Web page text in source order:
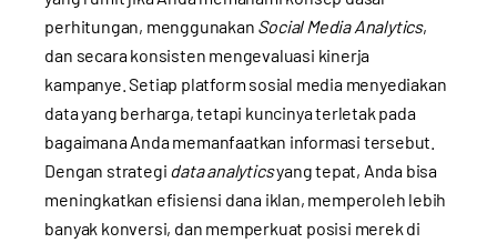
perhitungan, menggunakan Social Media Analytics,
dan secara konsisten mengevaluasi kinerja
kampanye. Setiap platform sosial media menyediakan
data yang berharga, tetapi kuncinya terletak pada
bagaimana Anda memanfaatkan informasi tersebut.
Dengan strategi data analyticsyang tepat, Anda bisa
meningkatkan efisiensi dana iklan, memperoleh lebih
banyak konversi, dan memperkuat posisi merek di